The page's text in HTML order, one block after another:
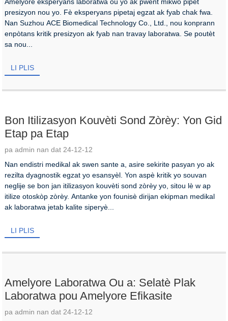
presizyon nou yo. Fè eksperyans pipetaj egzat ak fyab chak fwa.
Nan Suzhou ACE Biomedical Technology Co., Ltd., nou konprann
enpòtans kritik presizyon ak fyab nan travay laboratwa. Se poutèt
sa nou...
LI PLIS
Bon Itilizasyon Kouvèti Sond Zòrèy: Yon Gid
Etap pa Etap
pa admin nan dat 24-12-12
Nan endistri medikal ak swen sante a, asire sekirite pasyan yo ak
rezilta dyagnostik egzat yo esansyèl. Yon aspè kritik yo souvan
neglije se bon jan itilizasyon kouvèti sond zòrèy yo, sitou lè w ap
itilize otoskòp zòrèy. Antanke yon founisè dirijan ekipman medikal
ak laboratwa jetab kalite siperyè...
LI PLIS
Amelyore Laboratwa Ou a: Selatè Plak
Laboratwa pou Amelyore Efikasite
pa admin nan dat 24-12-12